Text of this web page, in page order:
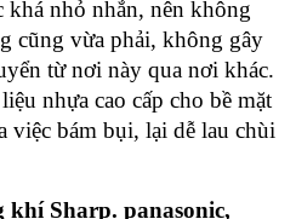
khá nhỏ nhắn, nên không
cũng vừa phải, không gây
từ nơi này qua nơi khác.
nhựa cao cấp cho bề mặt
việc bám bụi, lại dễ lau chùi
khí Sharp. panasonic,